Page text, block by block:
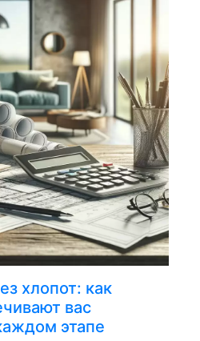
хлопот: как
вас
этапе